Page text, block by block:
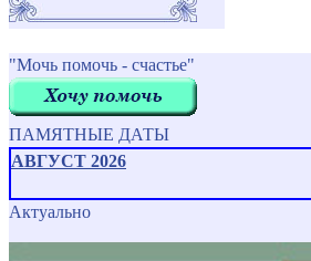
"Мочь помочь - счастье"
ПАМЯТНЫЕ ДАТЫ
АВГУСТ 2026
Актуально